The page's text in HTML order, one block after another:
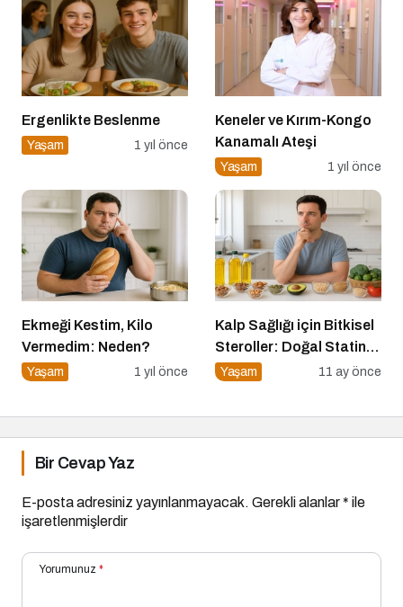
Ergenlikte Beslenme
Yaşam 1 yıl önce
Keneler ve Kırım-Kongo
Kanamalı Ateşi
Yaşam 1 yıl önce
Ekmeği Kestim, Kilo
Vermedim: Neden?
Yaşam 1 yıl önce
Kalp Sağlığı için Bitkisel
Steroller: Doğal Statin
Etkisi
Yaşam 11 ay önce
Bir Cevap Yaz
E-posta adresiniz yayınlanmayacak. Gerekli alanlar* ile
işaretlenmişlerdir
Yorumunuz *